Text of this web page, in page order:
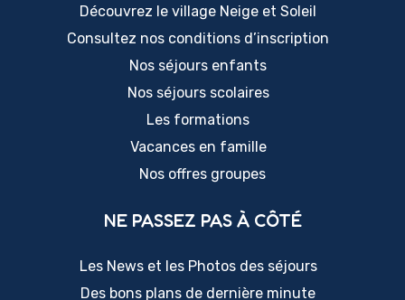
Découvrez le village Neige et Soleil
Consultez nos conditions d’inscription
Nos séjours enfants
Nos séjours scolaires
Les formations
Vacances en famille
Nos offres groupes
NE PASSEZ PAS À CÔTÉ
Les News et les Photos des séjours
Des bons plans de dernière minute